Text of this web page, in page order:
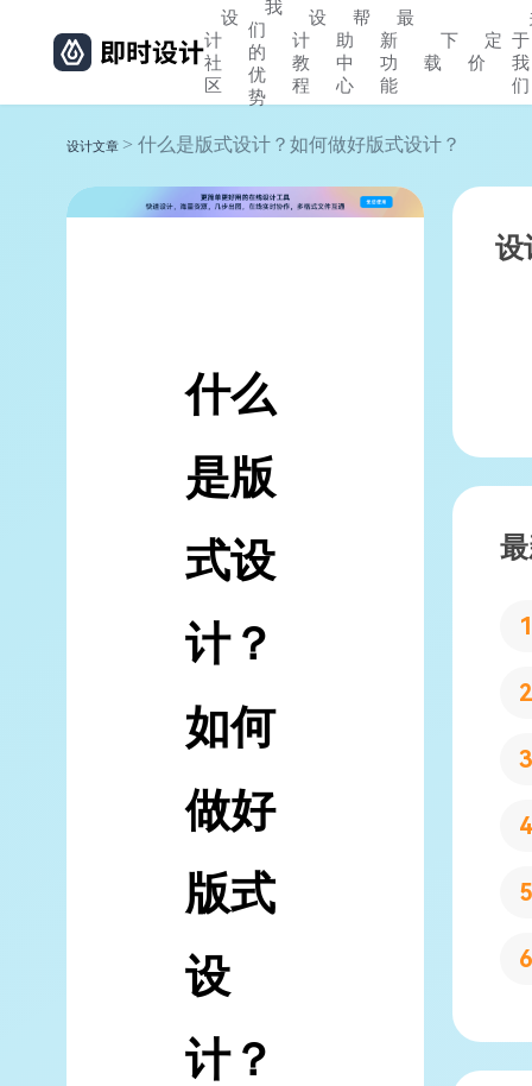
设
计
社
区
我
们
的
优
势
设
计
教
程
帮
助
中
心
最
新
功
能
下
载
定
价
于
我
们
设计文章 > 什么是版式设计？如何做好版式设计？
什么
是版
式设
计？
如何
做好
版式
设
计？
设